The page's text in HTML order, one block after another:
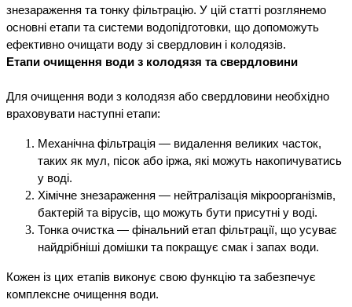
знезараження та тонку фільтрацію. У цій статті розглянемо
основні етапи та системи водопідготовки, що допоможуть
ефективно очищати воду зі свердловин і колодязів.
Етапи очищення води з колодязя та свердловини
Для очищення води з колодязя або свердловини необхідно
враховувати наступні етапи:
Механічна фільтрація — видалення великих часток,
таких як мул, пісок або іржа, які можуть накопичуватись
у воді.
Хімічне знезараження — нейтралізація мікроорганізмів,
бактерій та вірусів, що можуть бути присутні у воді.
Тонка очистка — фінальний етап фільтрації, що усуває
найдрібніші домішки та покращує смак і запах води.
Кожен із цих етапів виконує свою функцію та забезпечує
комплексне очищення води.